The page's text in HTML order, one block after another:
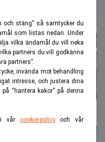
och stäng” så samtycker du
som listas nedan. Under
vilka ändamål du vill neka
partners du vill godkänna
partners”.
invända mot behandling
intresse, och justera dina
“hantera kakor” på denna
i vår cookie-policyoch vår
hållbart"